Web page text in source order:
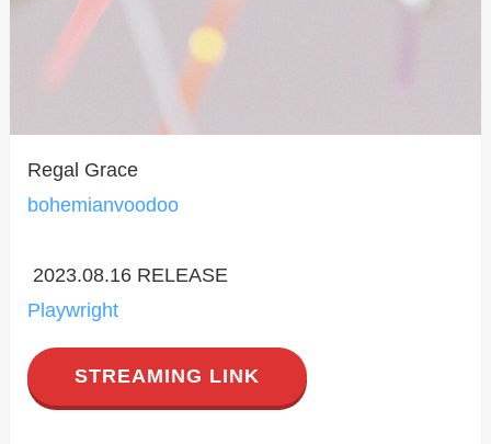
Regal Grace
bohemianvoodoo
2023.08.16 RELEASE
Playwright
STREAMING LINK